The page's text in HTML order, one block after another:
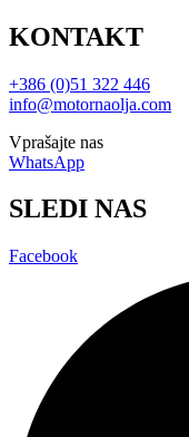
KONTAKT
+386 (0)51 322 446
info@motornaolja.com
Vprašajte nas
WhatsApp
SLEDI NAS
Facebook